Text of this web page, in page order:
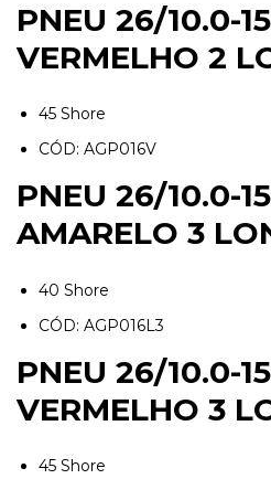
PNEU 26/10.0-
VERMELHO 2
45 Shore
CÓD: AGP016V
PNEU 26/10.0-
AMARELO 3
40 Shore
CÓD: AGP016L3
PNEU 26/10.0-
VERMELHO 3
45 Shore